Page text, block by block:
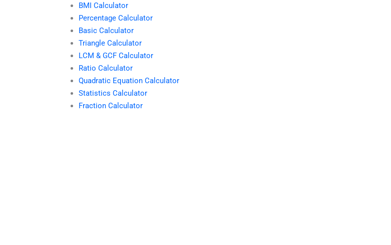
BMI Calculator
Percentage Calculator
Basic Calculator
Triangle Calculator
LCM & GCF Calculator
Ratio Calculator
Quadratic Equation Calculator
Statistics Calculator
Fraction Calculator